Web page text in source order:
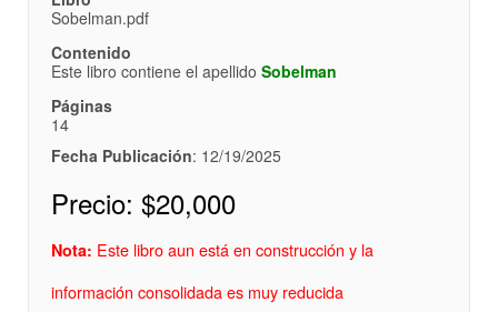
Sobelman.pdf
Contenido
Este libro contiene el apellido Sobelman
Páginas
14
Fecha Publicación: 12/19/2025
Precio: $20,000
Nota: Este libro aun está en construcción y la
información consolidada es muy reducida